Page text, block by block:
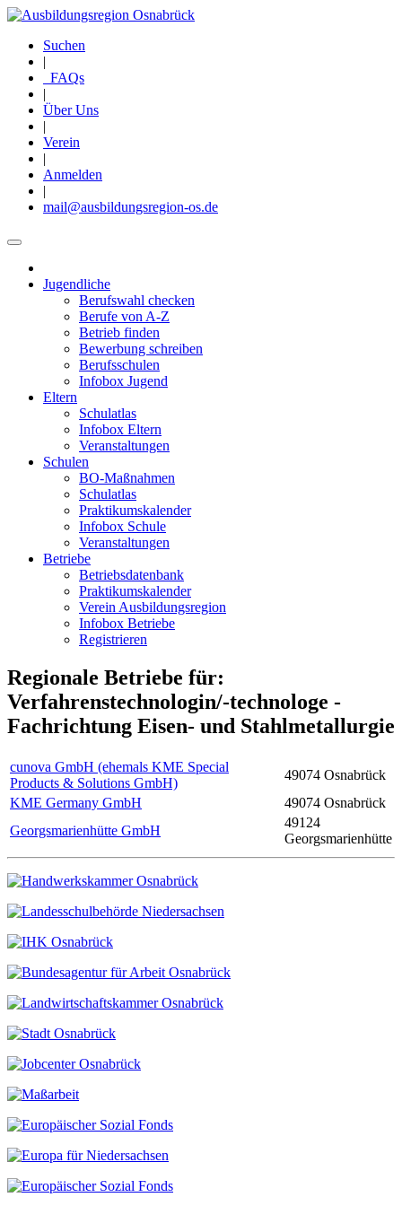
Direkt
Inhalt
Suchen
|
FAQs
|
Über Uns
|
Verein
|
Anmelden
|
mail@ausbildungsregion-os.de
Main
navigation
Jugendliche
Berufswahl checken
Berufe von A-Z
Betrieb finden
Bewerbung schreiben
Berufsschulen
Infobox Jugend
Eltern
Schulatlas
Infobox Eltern
Veranstaltungen
Schulen
BO-Maßnahmen
Schulatlas
Praktikumskalender
Infobox Schule
Veranstaltungen
Betriebe
Betriebsdatenbank
Praktikumskalender
Verein Ausbildungsregion
Infobox Betriebe
Registrieren
Regionale Betriebe für:
Verfahrenstechnologin/-technologe -
Fachrichtung Eisen- und Stahlmetallurgie
cunova GmbH (ehemals KME Special
Products & Solutions GmbH)
49074 Osnabrück
KME Germany GmbH
49074 Osnabrück
Georgsmarienhütte GmbH
49124
Georgsmarienhütte